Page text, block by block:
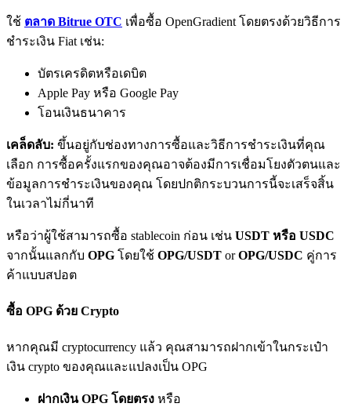
การแนะนำ
เชิญเพื่อนเพื่อรับรางวัลเงินสด
BTC Welcome Rewards
BTC Welcome Rewards
ใช้ ตลาด Bitrue OTC เพื่อซื้อ OpenGradient โดยตรงด้วยวิธีการ
ชำระเงิน Fiat เช่น:
บัตรเครดิตหรือเดบิต
Apple Pay หรือ Google Pay
โอนเงินธนาคาร
เคล็ดลับ: ขึ้นอยู่กับช่องทางการซื้อและวิธีการชำระเงินที่คุณ
เลือก การซื้อครั้งแรกของคุณอาจต้องมีการเชื่อมโยงตัวตนและ
ข้อมูลการชำระเงินของคุณ โดยปกติกระบวนการนี้จะเสร็จสิ้น
ในเวลาไม่กี่นาที
หรือว่าผู้ใช้สามารถซื้อ stablecoin ก่อน เช่น USDT หรือ USDC
จากนั้นแลกกับ OPG โดยใช้ OPG/USDT orOPG/USDC คู่การ
ค้าแบบสปอต
ซื้อ OPG ด้วย Crypto
หากคุณมี cryptocurrency แล้ว คุณสามารถฝากเข้าในกระเป๋า
เงิน crypto ของคุณและแปลงเป็น OPG
ฝากเงิน OPG โดยตรง หรือ